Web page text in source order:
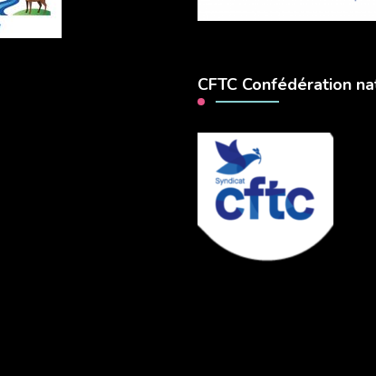
CFTC Confédération